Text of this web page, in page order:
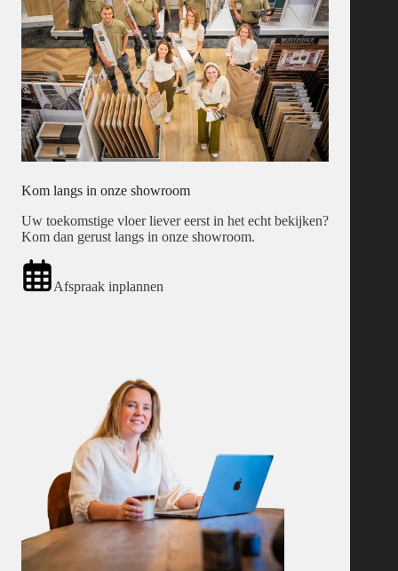
Kom langs in onze showroom
Uw toekomstige vloer liever eerst in het echt bekijken?
Kom dan gerust langs in onze showroom.
Afspraak inplannen